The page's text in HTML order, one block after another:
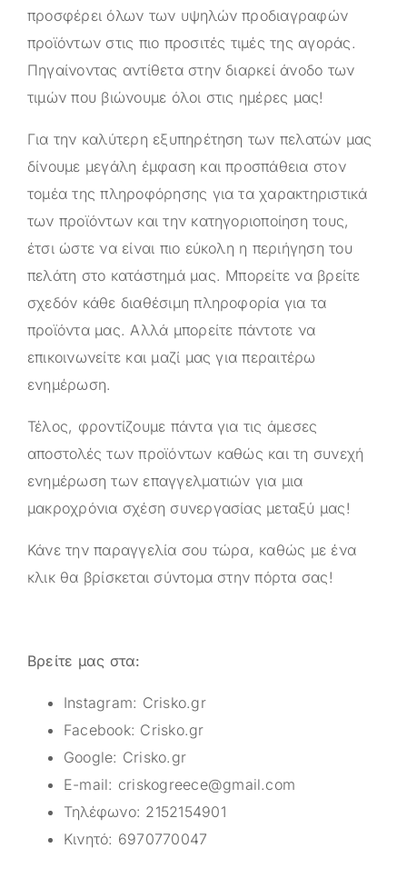
προσφέρει όλων των υψηλών προδιαγραφών
προϊόντων στις πιο προσιτές τιμές της αγοράς.
Πηγαίνοντας αντίθετα στην διαρκεί άνοδο των
τιμών που βιώνουμε όλοι στις ημέρες μας!
Για την καλύτερη εξυπηρέτηση των πελατών μας
δίνουμε μεγάλη έμφαση και προσπάθεια στον
τομέα της πληροφόρησης για τα χαρακτηριστικά
των προϊόντων και την κατηγοριοποίηση τους,
έτσι ώστε να είναι πιο εύκολη η περιήγηση του
πελάτη στο κατάστημά μας. Μπορείτε να βρείτε
σχεδόν κάθε διαθέσιμη πληροφορία για τα
προϊόντα μας. Αλλά μπορείτε πάντοτε να
επικοινωνείτε και μαζί μας για περαιτέρω
ενημέρωση.
Τέλος, φροντίζουμε πάντα για τις άμεσες
αποστολές των προϊόντων καθώς και τη συνεχή
ενημέρωση των επαγγελματιών για μια
μακροχρόνια σχέση συνεργασίας μεταξύ μας!
Κάνε την παραγγελία σου τώρα, καθώς με ένα
κλικ θα βρίσκεται σύντομα στην πόρτα σας!
Βρείτε μας στα:
Instagram: Crisko.gr
Facebook: Crisko.gr
Google: Crisko.gr
E-mail: criskogreece@gmail.com
Τηλέφωνο: 2152154901
Κινητό: 6970770047